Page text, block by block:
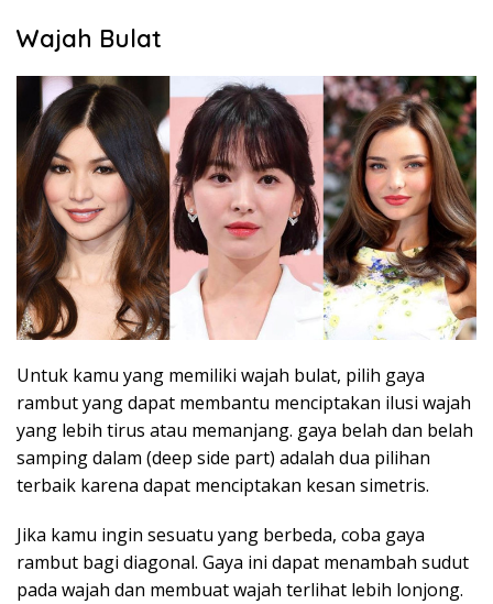
Wajah Bulat
Untuk kamu yang memiliki wajah bulat, pilih gaya
rambut yang dapat membantu menciptakan ilusi wajah
yang lebih tirus atau memanjang. gaya belah dan belah
samping dalam (deep side part) adalah dua pilihan
terbaik karena dapat menciptakan kesan simetris.
Jika kamu ingin sesuatu yang berbeda, coba gaya
rambut bagi diagonal. Gaya ini dapat menambah sudut
pada wajah dan membuat wajah terlihat lebih lonjong.